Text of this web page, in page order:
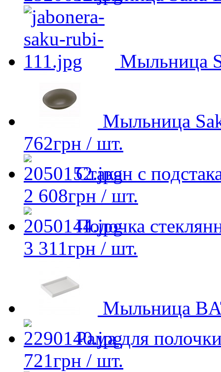
Мыльница
Мыльница
762грн / шт.
Стакан с
2 608грн / шт.
Полочка
3 311грн / шт.
Мыльница
Рама для
721грн / шт.